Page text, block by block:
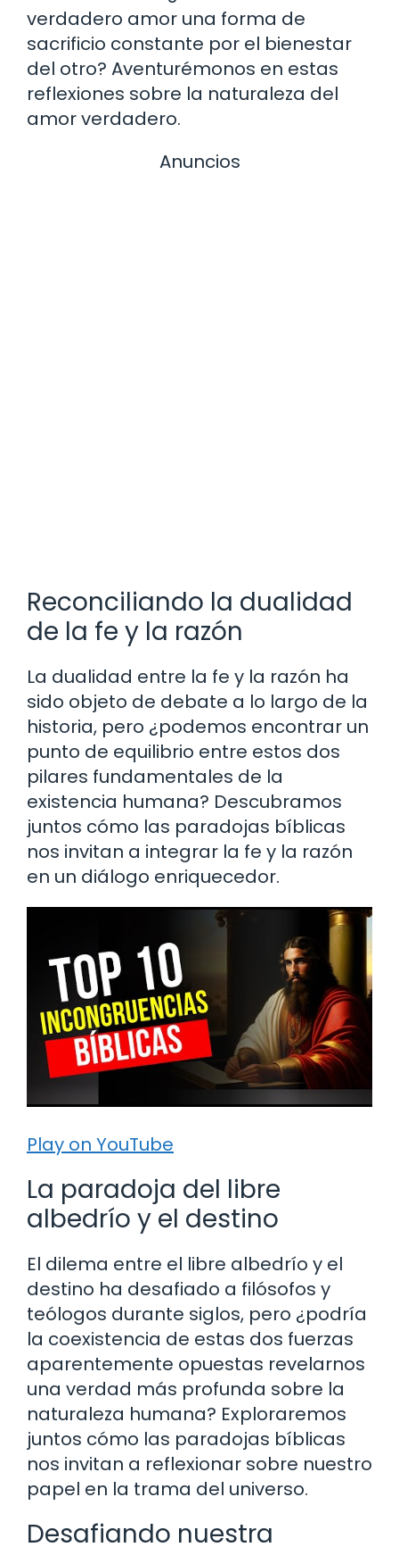
verdadero amor una forma de
sacrificio constante por el bienestar
del otro? Aventurémonos en estas
reflexiones sobre la naturaleza del
amor verdadero.
Anuncios
Reconciliando la dualidad
de la fe y la razón
La dualidad entre la fe y la razón ha
sido objeto de debate a lo largo de la
historia, pero ¿podemos encontrar un
punto de equilibrio entre estos dos
pilares fundamentales de la
existencia humana? Descubramos
juntos cómo las paradojas bíblicas
nos invitan a integrar la fe y la razón
en un diálogo enriquecedor.
Play on YouTube
La paradoja del libre
albedrío y el destino
El dilema entre el libre albedrío y el
destino ha desafiado a filósofos y
teólogos durante siglos, pero ¿podría
la coexistencia de estas dos fuerzas
aparentemente opuestas revelarnos
una verdad más profunda sobre la
naturaleza humana? Exploraremos
juntos cómo las paradojas bíblicas
nos invitan a reflexionar sobre nuestro
papel en la trama del universo.
Desafiando nuestra